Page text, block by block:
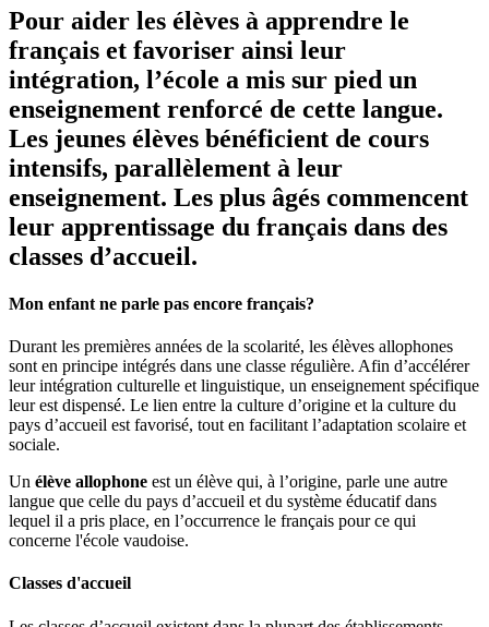
Pour aider les élèves à apprendre le
français et favoriser ainsi leur
intégration, l’école a mis sur pied un
enseignement renforcé de cette langue.
Les jeunes élèves bénéficient de cours
intensifs, parallèlement à leur
enseignement. Les plus âgés commencent
leur apprentissage du français dans des
classes d’accueil.
Mon enfant ne parle pas encore français?
Durant les premières années de la scolarité, les élèves allophones
sont en principe intégrés dans une classe régulière. Afin d’accélérer
leur intégration culturelle et linguistique, un enseignement spécifique
leur est dispensé. Le lien entre la culture d’origine et la culture du
pays d’accueil est favorisé, tout en facilitant l’adaptation scolaire et
sociale.
Un élève allophone est un élève qui, à l’origine, parle une autre
langue que celle du pays d’accueil et du système éducatif dans
lequel il a pris place, en l’occurrence le français pour ce qui
concerne l'école vaudoise.
Classes d'accueil